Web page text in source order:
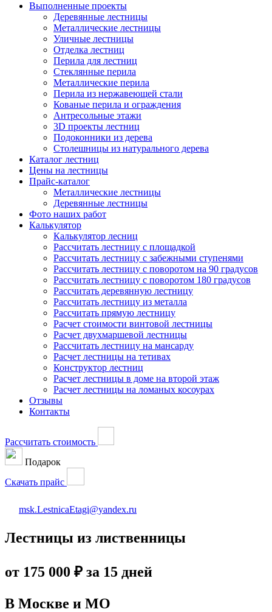
Выполненные проекты
Деревянные лестницы
Металлические лестницы
Уличные лестницы
Отделка лестниц
Перила для лестниц
Стеклянные перила
Металлические перила
Перила из нержавеющей стали
Кованые перила и ограждения
Антресольные этажи
3D проекты лестниц
Подоконники из дерева
Столешницы из натурального дерева
Каталог лестниц
Цены на лестницы
Прайс-каталог
Металлические лестницы
Деревянные лестницы
Фото наших работ
Калькулятор
Калькулятор лесниц
Рассчитать лестницу с площадкой
Рассчитать лестницу с забежными ступенями
Рассчитать лестницу с поворотом на 90 градусов
Рассчитать лестницу с поворотом 180 градусов
Рассчитать деревянную лестницу
Рассчитать лестницу из металла
Рассчитать прямую лестницу
Расчет стоимости винтовой лестницы
Расчет двухмаршевой лестницы
Рассчитать лестницу на мансарду
Расчет лестницы на тетивах
Конструктор лестниц
Расчет лестницы в доме на второй этаж
Расчет лестницы на ломаных косоурах
Отзывы
Контакты
Рассчитать стоимость
Подарок
Скачать прайс
msk.LestnicaEtagi@yandex.ru
Лестницы из лиственницы
от 175 000 ₽ за 15 дней
В Москве и МО